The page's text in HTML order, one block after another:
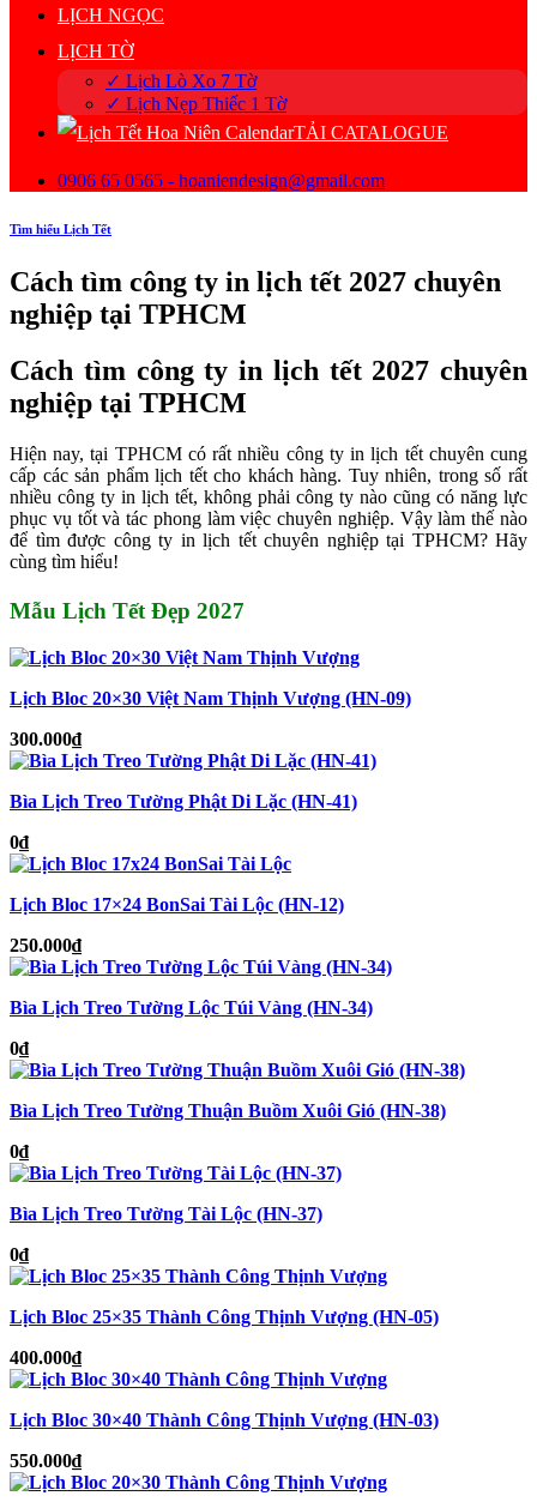
LỊCH NGỌC
LỊCH TỜ
✓ Lịch Lò Xo 7 Tờ
✓ Lịch Nẹp Thiếc 1 Tờ
TẢI CATALOGUE
0906 65 0565 - hoaniendesign@gmail.com
Tìm hiểu Lịch Tết
Cách tìm công ty in lịch tết 2027 chuyên
nghiệp tại TPHCM
Cách tìm công ty in lịch tết 2027 chuyên
nghiệp tại TPHCM
Hiện nay, tại TPHCM có rất nhiều công ty in lịch tết chuyên cung
cấp các sản phẩm lịch tết cho khách hàng. Tuy nhiên, trong số rất
nhiều công ty in lịch tết, không phải công ty nào cũng có năng lực
phục vụ tốt và tác phong làm việc chuyên nghiệp. Vậy làm thế nào
để tìm được công ty in lịch tết chuyên nghiệp tại TPHCM? Hãy
cùng tìm hiểu!
Mẫu Lịch Tết Đẹp 2027
Lịch Bloc 20×30 Việt Nam Thịnh Vượng (HN-09)
300.000₫
Bìa Lịch Treo Tường Phật Di Lặc (HN-41)
0₫
Lịch Bloc 17×24 BonSai Tài Lộc (HN-12)
250.000₫
Bìa Lịch Treo Tường Lộc Túi Vàng (HN-34)
0₫
Bìa Lịch Treo Tường Thuận Buồm Xuôi Gió (HN-38)
0₫
Bìa Lịch Treo Tường Tài Lộc (HN-37)
0₫
Lịch Bloc 25×35 Thành Công Thịnh Vượng (HN-05)
400.000₫
Lịch Bloc 30×40 Thành Công Thịnh Vượng (HN-03)
550.000₫